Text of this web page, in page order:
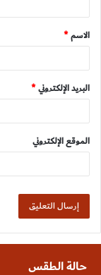
ق
*
الاسم*
البريد الإلكتروني*
الموقع الإلكتروني
حالة الطقس